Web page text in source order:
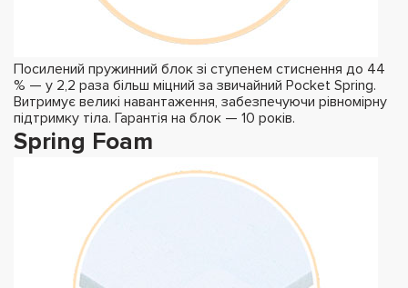
Посилений пружинний блок зі ступенем стиснення до 44
% — у 2,2 раза більш міцний за звичайний Pocket Spring.
Витримує великі навантаження, забезпечуючи рівномірну
підтримку тіла. Гарантія на блок — 10 років.
Spring Foam